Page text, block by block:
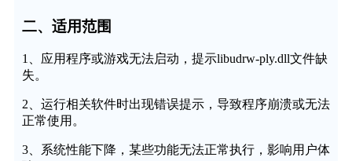
二、适用范围
1、应用程序或游戏无法启动，提示libudrw-ply.dll文件缺
失。
2、运行相关软件时出现错误提示，导致程序崩溃或无法
正常使用。
3、系统性能下降，某些功能无法正常执行，影响用户体